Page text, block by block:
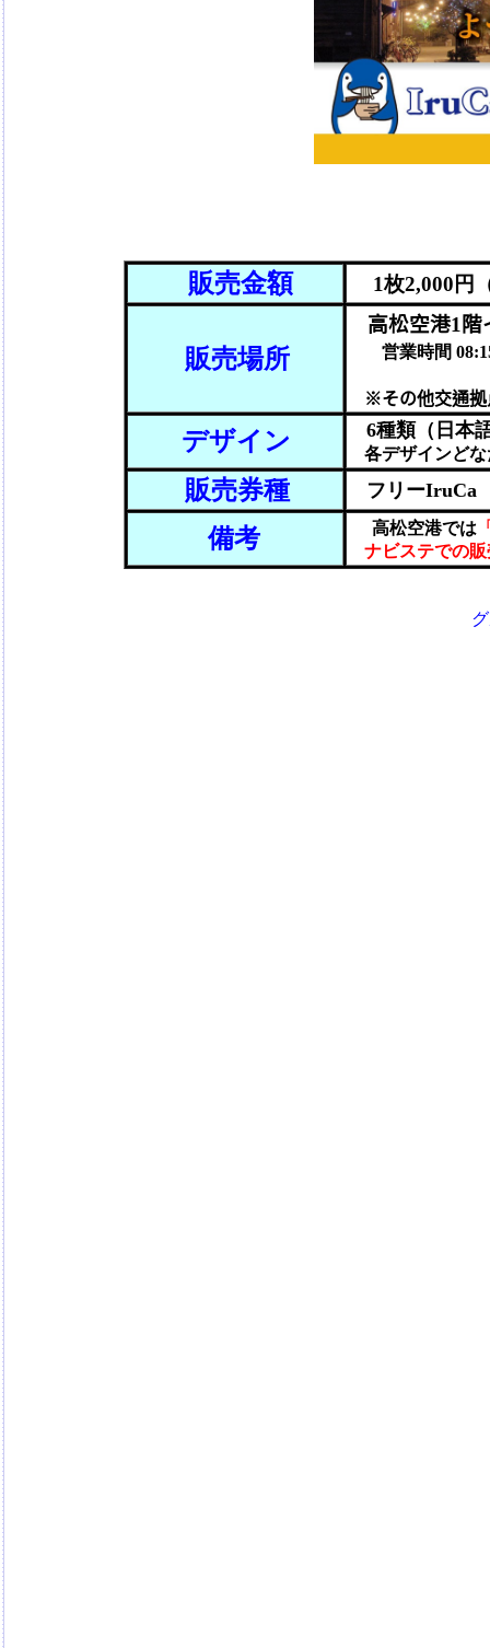
販売金額 1枚2,000円
販売場所
高松空港1階
営業時間
※その他交通拠
デザイン 6種類（日本
各デザインど
販売券種 フリーIruCa
備考 高松空港では
ナビステでの